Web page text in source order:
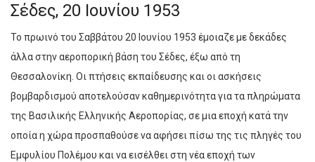
Σέδες, 20 Ιουνίου 1953
Το πρωινό του Σαββάτου 20 Ιουνίου 1953 έμοιαζε με δεκάδες
άλλα στην αεροπορική βάση του Σέδες, έξω από τη
Θεσσαλονίκη. Οι πτήσεις εκπαίδευσης και οι ασκήσεις
βομβαρδισμού αποτελούσαν καθημερινότητα για τα πληρώματα
της Βασιλικής Ελληνικής Αεροπορίας, σε μια εποχή κατά την
οποία η χώρα προσπαθούσε να αφήσει πίσω της τις πληγές του
Εμφυλίου Πολέμου και να εισέλθει στη νέα εποχή των